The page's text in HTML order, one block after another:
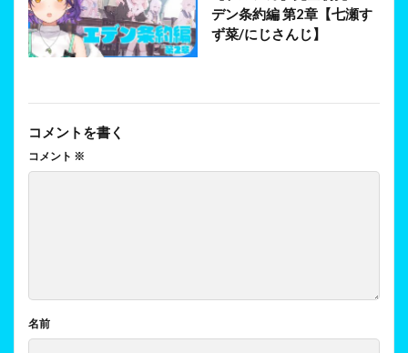
デン条約編 第2章【七瀬す
ず菜/にじさんじ】
コメントを書く
コメント ※
名前